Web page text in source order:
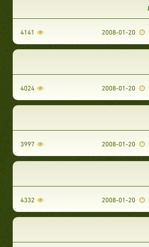
2008-01-20
4141
2008-01-20
4024
2008-01-20
3997
2008-01-20
4332